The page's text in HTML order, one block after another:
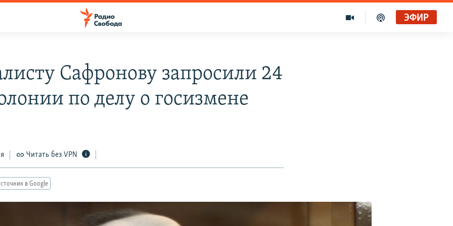
ЭФИР
Сафронову запросили 24
по делу о госизмене
Читать без VPN
в Google